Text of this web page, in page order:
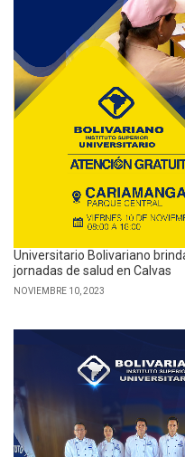
Universitario Bolivariano
jornadas de salud en Calvas
NOVIEMBRE 10, 2023